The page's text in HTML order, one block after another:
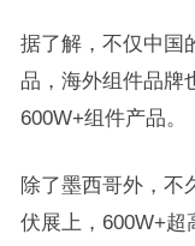
据了解，不仅中国
品，海外组件品牌
600W+组件产品。
除了墨西哥外，不
伏展上，600W+超